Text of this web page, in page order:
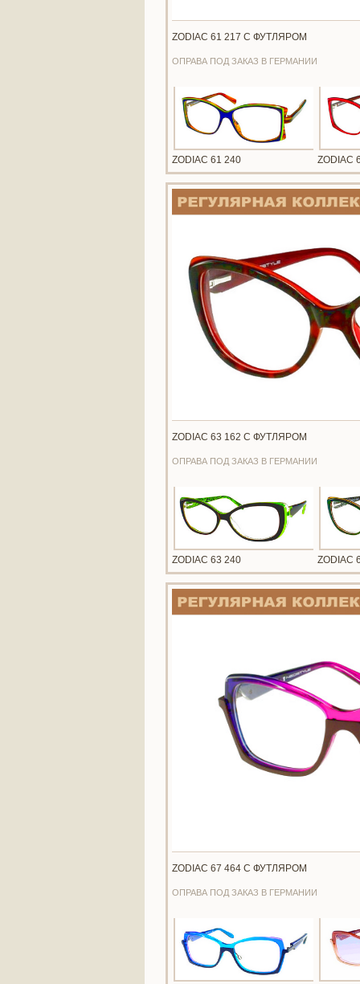
ZODIAC 61 217 С ФУТЛЯРОМ
ОПРАВА ПОД ЗАКАЗ В ГЕРМАНИИ
ZODIAC 61 240 ZODIAC
ZODIAC 63 162 С ФУТЛЯРОМ
ОПРАВА ПОД ЗАКАЗ В ГЕРМАНИИ
ZODIAC 63 240 ZODIAC
ZODIAC 67 464 С ФУТЛЯРОМ
ОПРАВА ПОД ЗАКАЗ В ГЕРМАНИИ